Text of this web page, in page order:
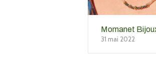
Momanet
31 mai 2022